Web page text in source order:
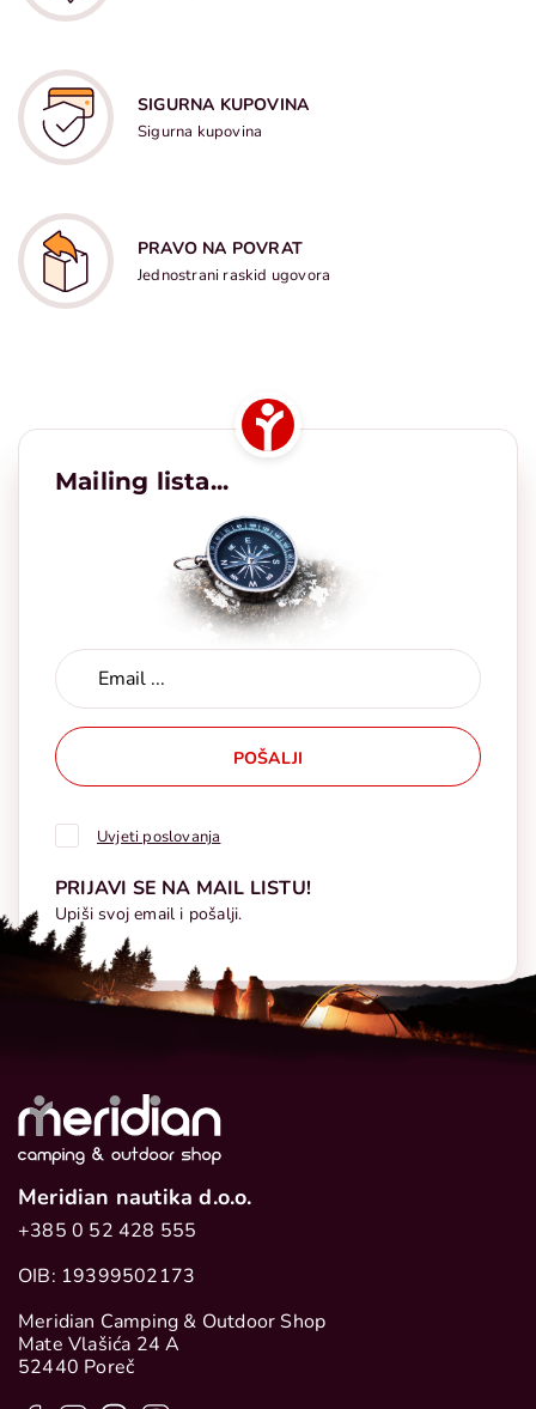
SIGURNA KUPOVINA
Sigurna kupovina
PRAVO NA POVRAT
Jednostrani raskid ugovora
Mailing lista...
POŠALJI
Uvjeti poslovanja
PRIJAVI SE NA MAIL LISTU!
Upiši svoj email i pošalji.
Meridian nautika d.o.o.
+385 0 52 428 555
OIB: 19399502173
Meridian Camping & Outdoor Shop
Mate Vlašića 24 A
52440 Poreč